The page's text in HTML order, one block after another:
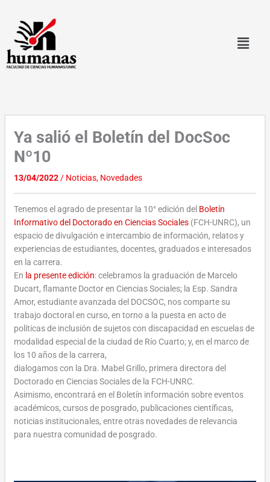
contenido
Ya salió el Boletín del DocSoc
Nº10
13/04/2022/ Noticias, Novedades
Tenemos el agrado de presentar la 10° edición del Boletín
Informativo del Doctorado en Ciencias Sociales (FCH-UNRC), un
espacio de divulgación e intercambio de información, relatos y
experiencias de estudiantes, docentes, graduados e interesados
en la carrera.
En la presente edición: celebramos la graduación de Marcelo
Ducart, flamante Doctor en Ciencias Sociales; la Esp. Sandra
Amor, estudiante avanzada del DOCSOC, nos comparte su
trabajo doctoral en curso, en torno a la puesta en acto de
políticas de inclusión de sujetos con discapacidad en escuelas de
modalidad especial de la ciudad de Río Cuarto; y, en el marco de
los 10 años de la carrera,
dialogamos con la Dra. Mabel Grillo, primera directora del
Doctorado en Ciencias Sociales de la FCH-UNRC.
Asimismo, encontrará en el Boletín información sobre eventos
académicos, cursos de posgrado, publicaciones científicas,
noticias institucionales, entre otras novedades de relevancia
para nuestra comunidad de posgrado.